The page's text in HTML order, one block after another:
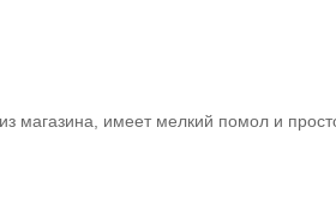
магазина, имеет мелкий помол и